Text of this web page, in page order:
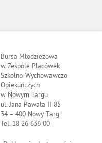
Bursa Młodzieżowa
w Zespole Placówek
Szkolno-Wychowawczo
Opiekuńczych
w Nowym Targu
ul. Jana Pawała II 85
34 – 400 Nowy Targ
Tel. 18 26 636 00